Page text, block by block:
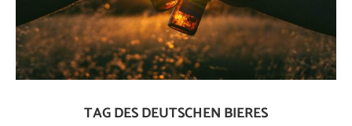
TAG DES DEUTSCHEN BIERES